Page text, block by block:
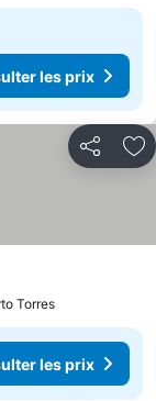
les prix
Partager
Torres
les prix